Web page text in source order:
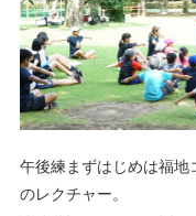
午後練まずはじめは福
のレクチャー。